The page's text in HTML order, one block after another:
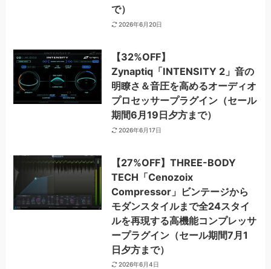
で）
2026年6月20日
【32%OFF】
Zynaptiq「INTENSITY 2」音の
明瞭さ＆音圧を高めるオーディオ
プロセッサープラグイン（セール
期間6月19日夕方まで）
2026年6月17日
【27%OFF】THREE-BODY
TECH「Cenozoix
Compressor」ビンテージから
モダンスタイルまで全24スタイ
ルを再現する高機能コンプレッサ
ープラグイン（セール期間7月1
日夕方まで）
2026年6月4日